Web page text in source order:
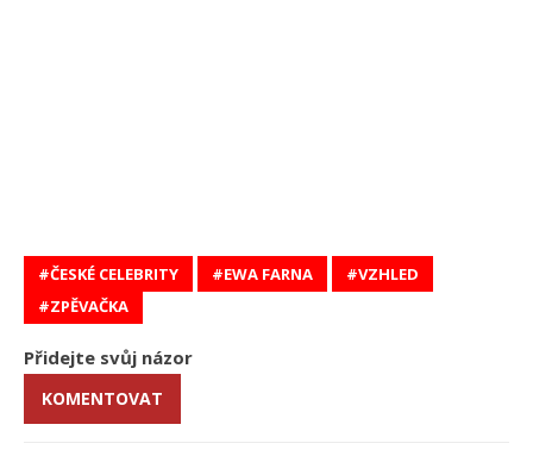
ČESKÉ CELEBRITY EWA FARNA
VZHLED
ZPĚVAČKA
Přidejte svůj názor
KOMENTOVAT